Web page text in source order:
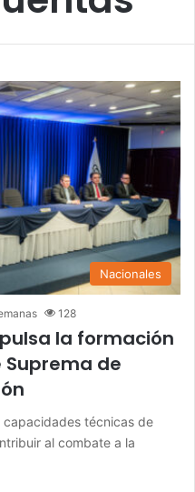
Nacionales
128
la formación
de
técnicas de
al combate a la